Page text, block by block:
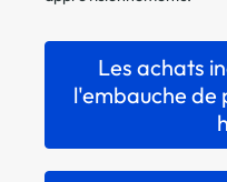
Les achats
l'embauche de